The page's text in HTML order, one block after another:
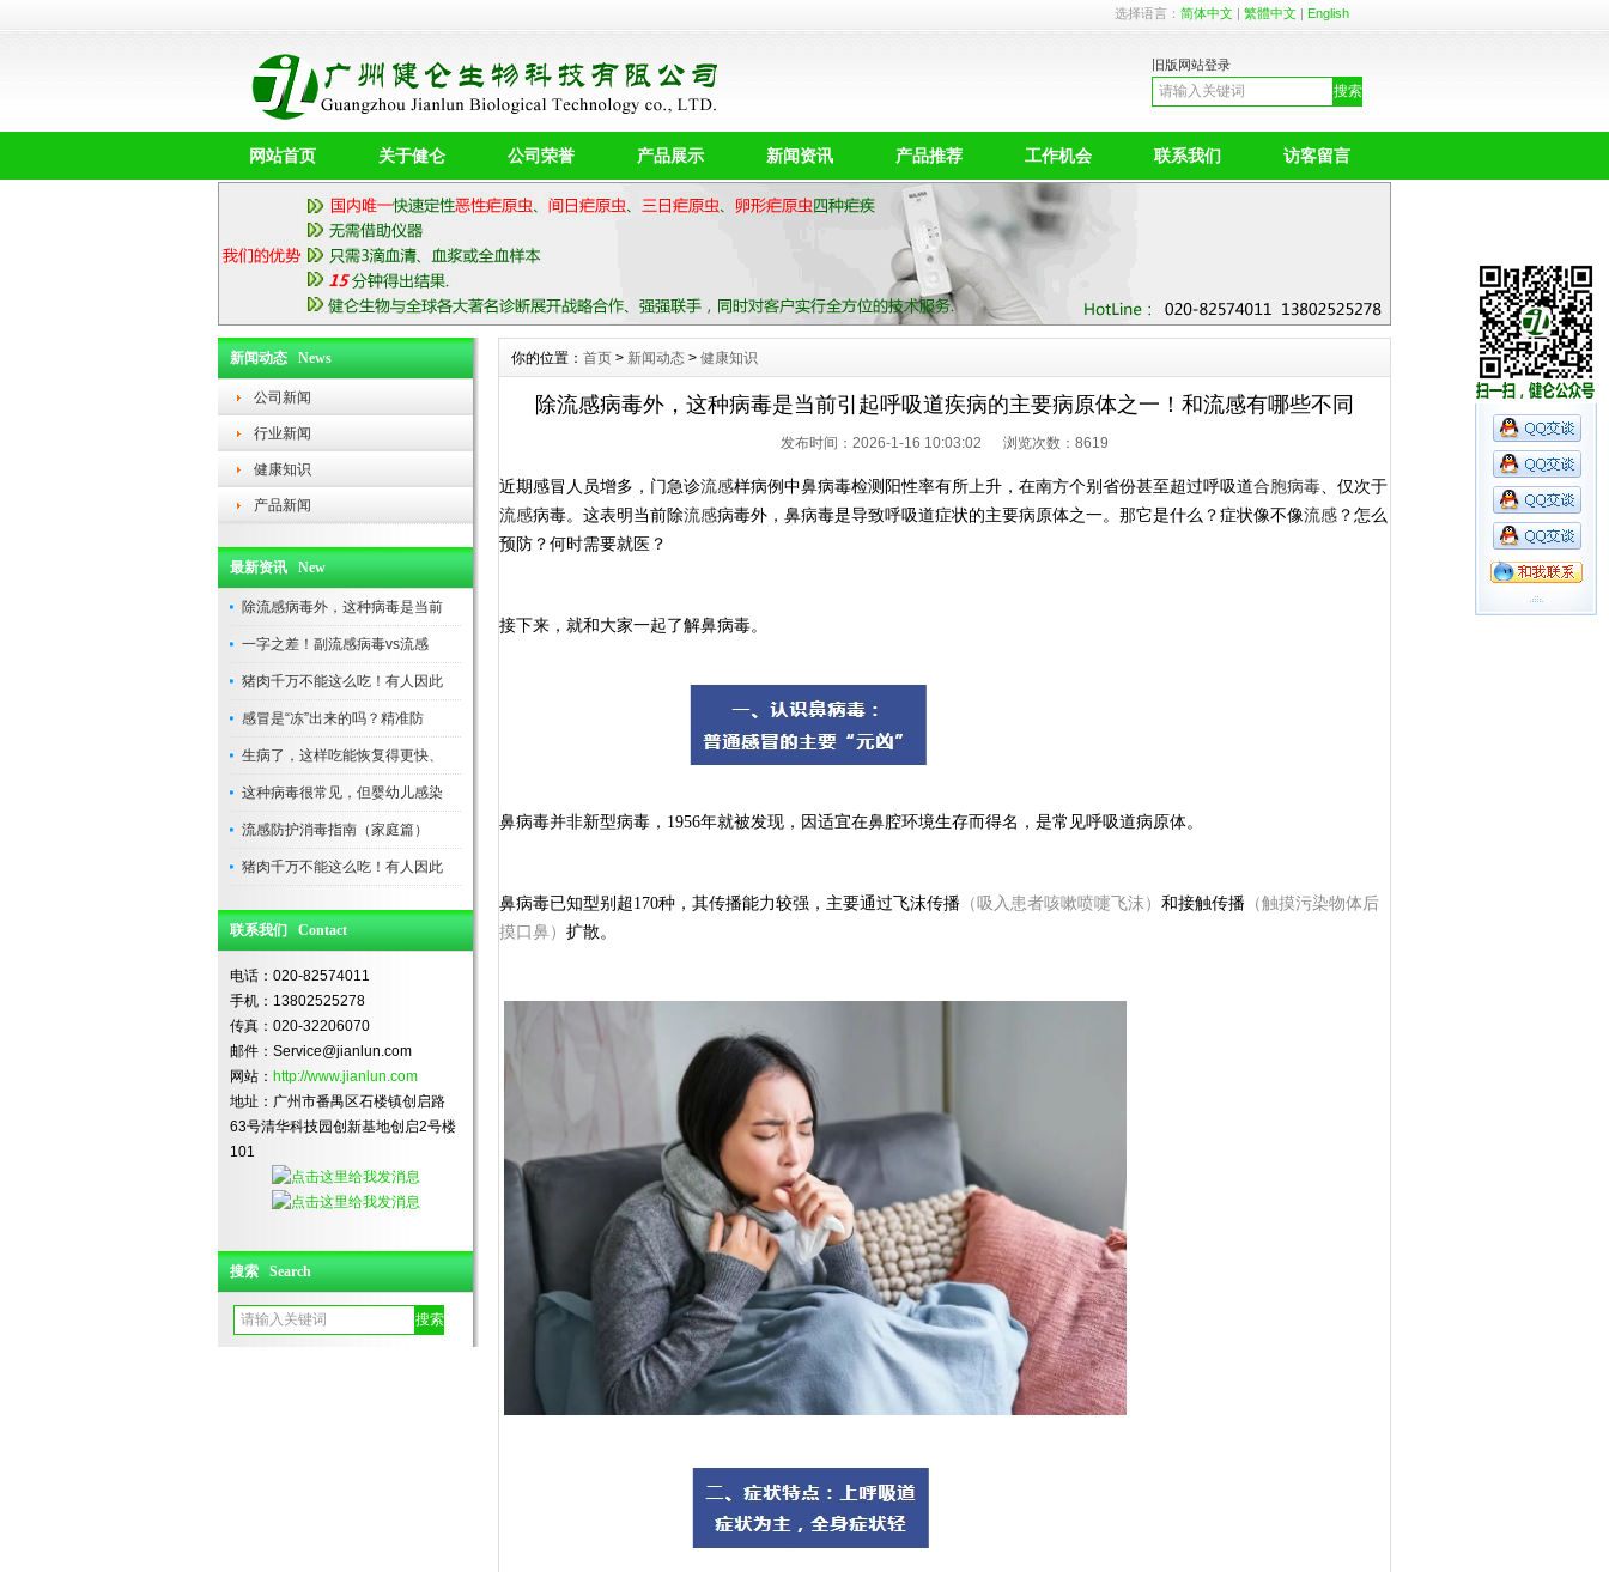
选择语言： 简体中文| 繁體中文| English
旧版网站登录
网站首页 关于健仑 公司荣誉 产品展示 新闻资讯 产品推荐 工作机会 联系我们 访客留言
新闻动态 News
公司新闻
行业新闻
健康知识
产品新闻
最新资讯 New
除流感病毒外，这种病毒是当前
一字之差！副流感病毒vs流感
猪肉千万不能这么吃！有人因此
感冒是“冻”出来的吗？精准防
生病了，这样吃能恢复得更快、
这种病毒很常见，但婴幼儿感染
流感防护消毒指南（家庭篇）
猪肉千万不能这么吃！有人因此
联系我们 Contact
电话：020-82574011
手机：13802525278
传真：020-32206070
邮件：Service@jianlun.com
网站： http://www.jianlun.com
地址：广州市番禺区石楼镇创启路
63号清华科技园创新基地创启2号楼
101
搜索 Search
你的位置： 首页 > 新闻动态 > 健康知识
除流感病毒外，这种病毒是当前引起呼吸道疾病的主要病原体之一！和流感有哪些不同
发布时间：2026-1-16 10:03:02 浏览次数： 8619
近期感冒人员增多，门急诊流感样病例中鼻病毒检测阳性率有所上升，在南方个别省份甚至超过呼吸道合胞病毒、仅次于
流感病毒。这表明当前除流感病毒外，鼻病毒是导致呼吸道症状的主要病原体之一。那它是什么？症状像不像流感 ？怎么
预防？何时需要就医？
接下来，就和大家一起了解鼻病毒。
鼻病毒并非新型病毒，1956年就被发现，因适宜在鼻腔环境生存而得名，是常见呼吸道病原体。
鼻病毒已知型别超170种，其传播能力较强，主要通过飞沫传播 （吸入患者咳嗽喷嚏飞沫） 和接触传播 （触摸污染物体后
摸口鼻） 扩散。